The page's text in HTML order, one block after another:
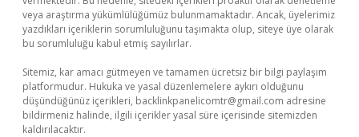
veya araştırma yükümlülüğümüz bulunmamaktadır. Ancak, üyelerimiz
yazdıkları içeriklerin sorumluluğunu taşımakta olup, siteye üye olarak
bu sorumluluğu kabul etmiş sayılırlar.
Sitemiz, kar amacı gütmeyen ve tamamen ücretsiz bir bilgi paylaşım
platformudur. Hukuka ve yasal düzenlemelere aykırı olduğunu
düşündüğünüz içerikleri, backlinkpanelicomtr@gmail.com adresine
bildirmeniz halinde, ilgili içerikler yasal süre içerisinde sitemizden
kaldırılacaktır.